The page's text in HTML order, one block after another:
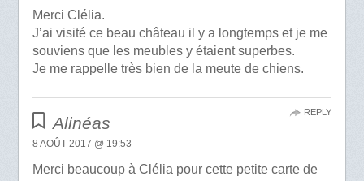
Merci Clélia.
J’ai visité ce beau château il y a longtemps et je me
souviens que les meubles y étaient superbes.
Je me rappelle très bien de la meute de chiens.
Alinéas
8 AOÛT 2017 @ 19:53
Merci beaucoup à Clélia pour cette petite carte de
REPLY